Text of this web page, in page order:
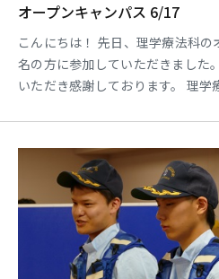
オープンキャンパス 6/17
こんにちは！ 先日、理学療法科
名の方に参加していただきました
いただき感謝しております。 理
では、体を柔らかくしてみよう！
の実際の治療を体験していただ